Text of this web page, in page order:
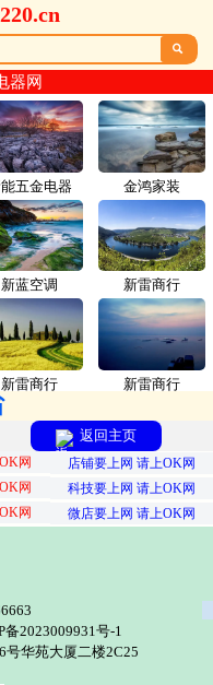

器网
五金电器 金鸿家装
新蓝空调 新雷商行
新雷商行 新雷商行
返回主页
网
店铺要上网 请上OK网
网
科技要上网 请上OK网
网 微店要上网 请上OK网
2023009931号-1
号华苑大厦二楼2C25